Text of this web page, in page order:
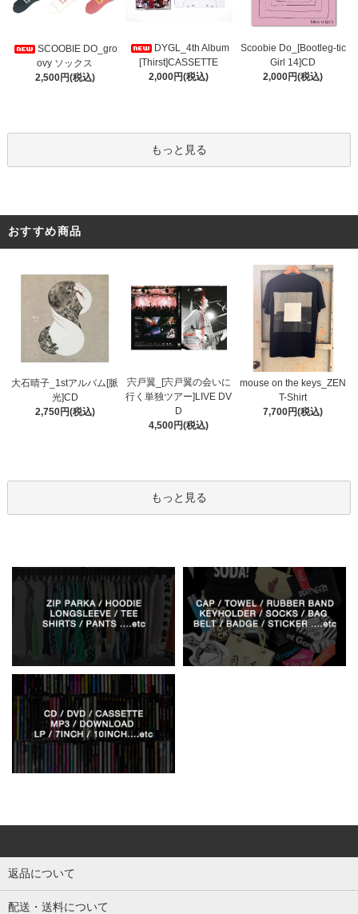
SCOOBIE DO_gro
ovy ソックス
2,500円(税込)
DYGL_4th Album
[Thirst]CASSETTE
2,000円(税込)
Scoobie Do_[Bootleg-tic
Girl 14]CD
2,000円(税込)
もっと見る
おすすめ商品
大石晴子_1stアルバム[脈
光]CD
2,750円(税込)
宍戸翼_[宍戸翼の会いに
行く単独ツアー]LIVE DV
D
4,500円(税込)
mouse on the keys_ZEN
T-Shirt
7,700円(税込)
もっと見る
返品について
配送・送料について